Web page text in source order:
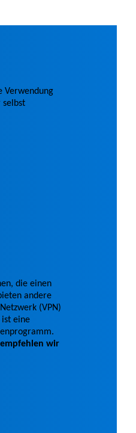
Verwendung
selbst
die einen
andere
(VPN)
ist eine
empfehlen wir